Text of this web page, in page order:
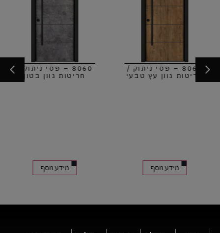
8060 – פסי ניתוק /
חריטות גוון עץ טבעי
מידע נוסף
8060 – פסי ניתוק /
חריטות גוון בטון
מידע נוסף